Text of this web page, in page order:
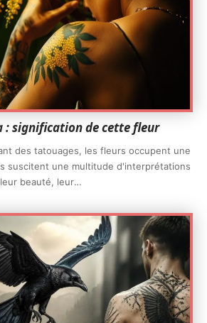
: signification de cette fleur
des tatouages, les fleurs occupent une
suscitent une multitude d'interprétations
beauté, leur…